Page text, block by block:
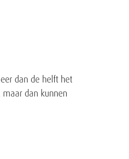
dan de helft het
maar dan kunnen